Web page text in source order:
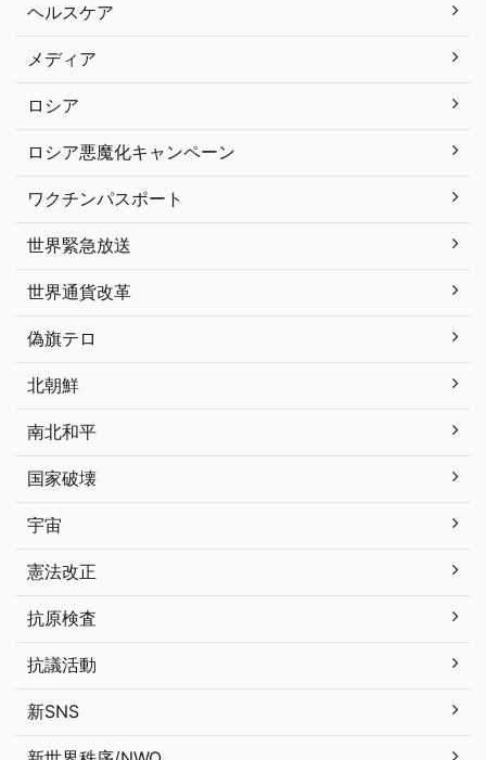
ヘルスケア
メディア
ロシア
ロシア悪魔化キャンペーン
ワクチンパスポート
世界緊急放送
世界通貨改革
偽旗テロ
北朝鮮
南北和平
国家破壊
宇宙
憲法改正
抗原検査
抗議活動
新SNS